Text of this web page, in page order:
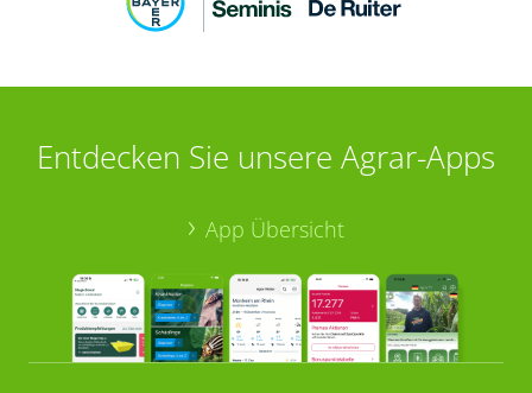
Entdecken Sie unsere Agrar-Apps
App Übersicht